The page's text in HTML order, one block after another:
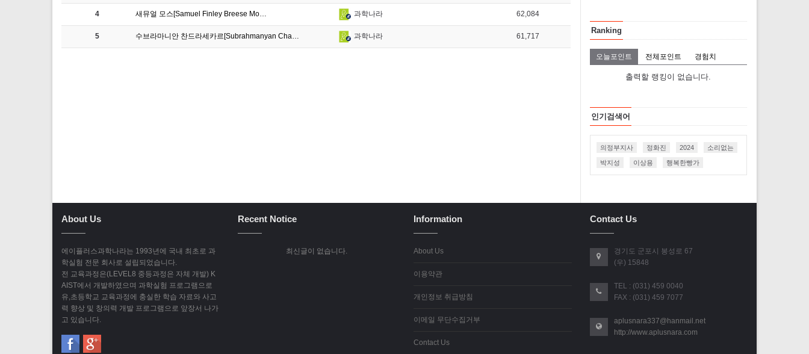
4 새뮤얼 모스[Samuel Finley Breese Mo… 과학나라 62,084
5 수브라마니안 찬드라세카르[Subrahmanyan Cha… 과학나라 61,717
Ranking
오늘포인트 전체포인트 경험치
출력할 랭킹이 없습니다.
인기검색어
의정부지사 정화진 2024 소리없는
박지성 이상용 행복한빵가
About Us
에이플러스과학나라는 1993년에 국내 최초로 과
학실험 전문 회사로 설립되었습니다.
전 교육과정은(LEVEL8 중등과정은 자체 개발) K
AIST에서 개발하였으며 과학실험 프로그램으로
유,초등학교 교육과정에 충실한 학습 자료와 사고
력 향상 및 창의력 개발 프로그램으로 앞장서 나가
고 있습니다.
Recent Notice
최신글이 없습니다.
Information
About Us
이용약관
개인정보 취급방침
이메일 무단수집거부
Contact Us
Contact Us
경기도 군포시 봉성로 67
(우) 15848
TEL : (031) 459 0040
FAX : (031) 459 7077
aplusnara337@hanmail.net
http://www.aplusnara.com